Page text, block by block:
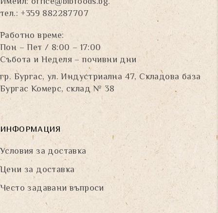
тел.: +359 882287707
Работно време:
Пон – Пет / 8:00 – 17:00
Събота и Неделя – почивни дни
гр. Бургас, ул. Индустриална 47, Складова база
Бургас Комерс, склад № 38
ИНФОРМАЦИЯ
Условия за доставка
Цени за доставка
Често задавани въпроси